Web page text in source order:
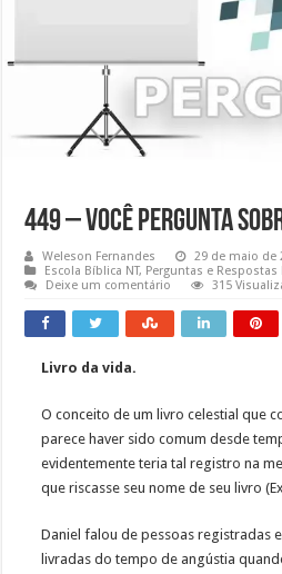
449 – Você pergunta
Weleson Fernandes
29 de maio de
Escola Bíblica NT, Perguntas e Respostas
Deixe um comentário
315
Livro da vida.
O conceito de um livro celestial que
parece haver sido comum desde
evidentemente teria tal registro na
que riscasse seu nome de seu livro
Daniel falou de pessoas registradas
livradas do tempo de angústia